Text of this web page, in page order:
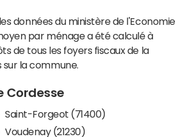
données du ministère de l'Economie
par ménage a été calculé à
de tous les foyers fiscaux de la
la commune.
Cordesse
Saint-Forgeot (71400)
Voudenay (21230)